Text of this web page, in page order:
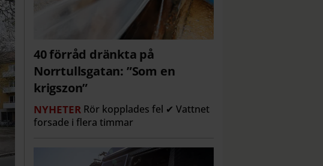
40 förråd dränkta på
Norrtullsgatan: ”Som en
krigszon”
NYHETER Rör kopplades fel ✔ Vattnet
forsade i flera timmar